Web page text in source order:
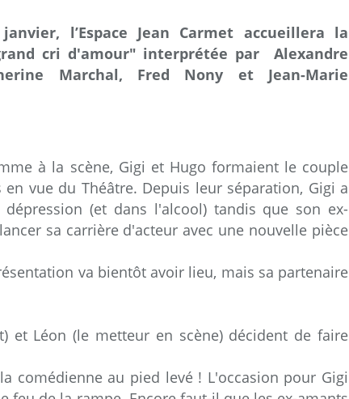
l’Espace Jean Carmet accueillera la
cri d'amour" interprétée par Alexandre
Marchal, Fred Nony et Jean-Marie
à la scène, Gigi et Hugo formaient le couple
vue du Théâtre. Depuis leur séparation, Gigi a
(et dans l'alcool) tandis que son ex-
sa carrière d'acteur avec une nouvelle pièce
va bientôt avoir lieu, mais sa partenaire
et Léon (le metteur en scène) décident de faire
comédienne au pied levé ! L'occasion pour Gigi